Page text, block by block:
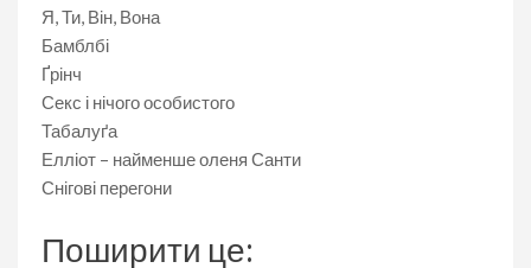
Я, Ти, Він, Вона
Бамблбі
Ґрінч
Секс і нічого особистого
Табалуґа
Елліот – найменше оленя Санти
Снігові перегони
Поширити це: